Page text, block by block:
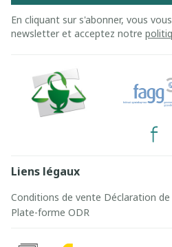
En cliquant sur s'abonner, vous
newsletter et acceptez notre
Liens légaux
Conditions de vente Déclaration
Plate-forme ODR